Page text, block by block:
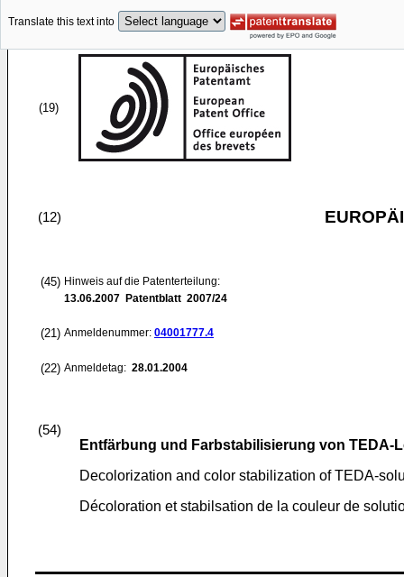
Translate this text into
(19)
(12)
(45) Hinweis auf die Patenterteilung:
13.06.2007 Patentblatt 2007/24
(21) Anmeldenummer: 04001777.4
(22) Anmeldetag: 28.01.2004
(54)
Entfärbung und Farbstabilisierung von TEDA-
Decolorization and color stabilization of TEDA-
Décoloration et stabilsation de la couleur de